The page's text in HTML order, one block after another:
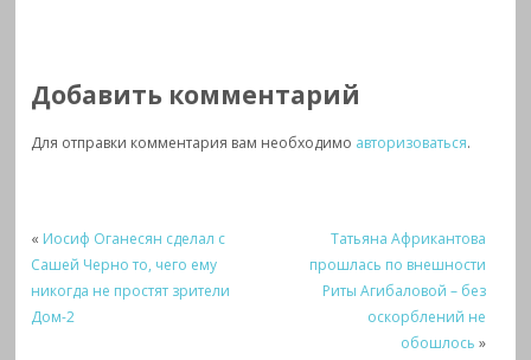
Добавить комментарий
Для отправки комментария вам необходимо авторизоваться.
« Иосиф Оганесян сделал с
Сашей Черно то, чего ему
никогда не простят зрители
Дом-2
Татьяна Африкантова
прошлась по внешности
Риты Агибаловой – без
оскорблений не
обошлось »